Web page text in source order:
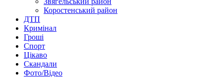
Коростенський район
ДТП
Кримінал
Гроші
Спорт
Цікаво
Скандали
Фото/Відео